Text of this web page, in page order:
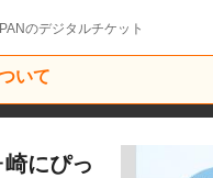
のデジタルチケット
いて
崎にぴっ